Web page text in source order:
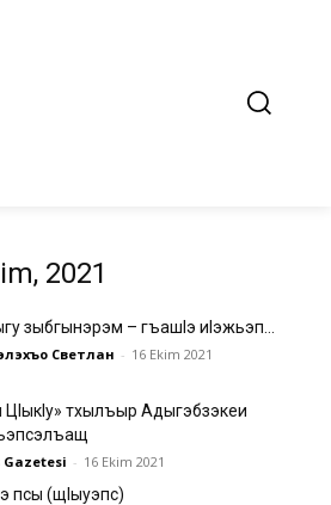
2021
зыбгынэрэм – гъашlэ иlэжьэп…
Светлан - 16 Ekim 2021
тхылъыр Адыгэбзэкеи
Gazetesi - 16 Ekim 2021
псы (щIыуэпс)